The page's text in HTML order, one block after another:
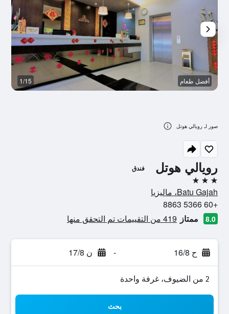
رويالي هوتل فندق
3 نجوم
Batu Gajah، ماليزيا
+60 5366 8863
8.0 ممتاز 419 من التقييمات تم التحقق منها
ح 16/8 - ن 17/8
2 من الضيوف، غرفة واحدة
بحث
أفضل طعام 1/15
صور لـ رويالي هوتل